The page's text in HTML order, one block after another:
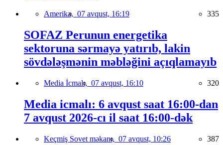
Amerika, 07 avqust, 16:19 335
SOFAZ Perunun energetika
sektoruna sərmayə yatırıb, lakin
sövdələşmənin məbləğini açıqlamayıb
Media İcmalı, 07 avqust, 16:10 320
Media icmalı: 6 avqust saat 16:00-dan
7 avqust 2026-cı il saat 16:00-dək
Keçmiş Sovet məkanı, 07 avqust, 10:26 387